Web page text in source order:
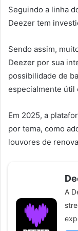
Seguindo a linha
Deezer tem
Sendo assim,
Deezer por sua
possibilidade de
especialmente útil
Em 2025, a
por tema, como
louvores de
A